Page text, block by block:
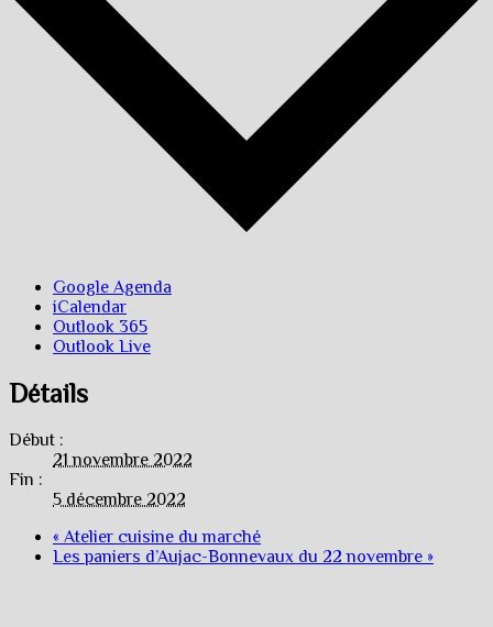
Google Agenda
iCalendar
Outlook 365
Outlook Live
Détails
Début :
21 novembre 2022
Fin :
5 décembre 2022
« Atelier cuisine du marché
Les paniers d’Aujac-Bonnevaux du 22 novembre »